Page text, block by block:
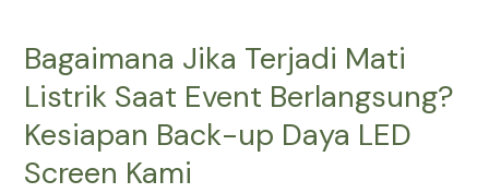
Bagaimana Jika Terjadi Mati
Listrik Saat Event Berlangsung?
Kesiapan Back-up Daya LED
Screen Kami
Bagaimana
Terjadi
Mati
Saat